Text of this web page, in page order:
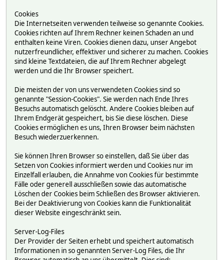
Cookies
Die Internetseiten verwenden teilweise so genannte Cookies.
Cookies richten auf Ihrem Rechner keinen Schaden an und
enthalten keine Viren. Cookies dienen dazu, unser Angebot
nutzerfreundlicher, effektiver und sicherer zu machen. Cookies
sind kleine Textdateien, die auf Ihrem Rechner abgelegt
werden und die Ihr Browser speichert.
Die meisten der von uns verwendeten Cookies sind so
genannte "Session-Cookies". Sie werden nach Ende Ihres
Besuchs automatisch gelöscht. Andere Cookies bleiben auf
Ihrem Endgerät gespeichert, bis Sie diese löschen. Diese
Cookies ermöglichen es uns, Ihren Browser beim nächsten
Besuch wiederzuerkennen.
Sie können Ihren Browser so einstellen, daß Sie über das
Setzen von Cookies informiert werden und Cookies nur im
Einzelfall erlauben, die Annahme von Cookies für bestimmte
Fälle oder generell ausschließen sowie das automatische
Löschen der Cookies beim Schließen des Browser aktivieren.
Bei der Deaktivierung von Cookies kann die Funktionalität
dieser Website eingeschränkt sein.
Server-Log-Files
Der Provider der Seiten erhebt und speichert automatisch
Informationen in so genannten Server-Log Files, die Ihr